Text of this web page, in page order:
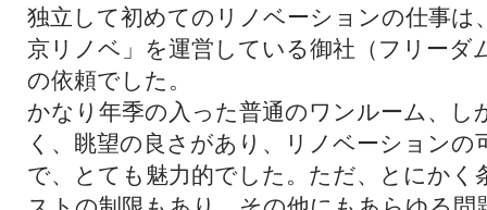
独立して初めてのリノベーションの仕事は
京リノベ」を運営している御社（フリーダ
の依頼でした。
かなり年季の入った普通のワンルーム、し
く、眺望の良さがあり、リノベーションの
で、とても魅力的でした。ただ、とにか